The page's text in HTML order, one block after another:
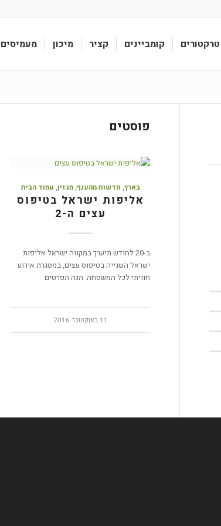
טרקטורים קומביינים קציר מיכון מעמיסים
פוסטים
בארץ, חדשות מהענף,מגזין, עמוד הבית
אליפות ישראל בטיפוס
עצים ה-2
ב-20 לחודש תיערך במקווה ישראל אליפות
ישראל השנייה בטיפוס עצים, במסגרת אירוע
חוויתי לכל המשפחה. הנה הפרטים
11 באוקטובר 2016